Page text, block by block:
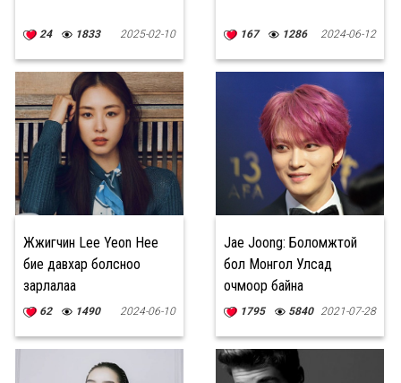
24 1833 2025-02-10 167 1286 2024-06-12
Жүжигчин Lee Yeon Hee
бие давхар болсноо
зарлалаа
62 1490 2024-06-10
Jae Joong: Боломжтой
бол Монгол Улсад
очмоор байна
1795 5840 2021-07-28